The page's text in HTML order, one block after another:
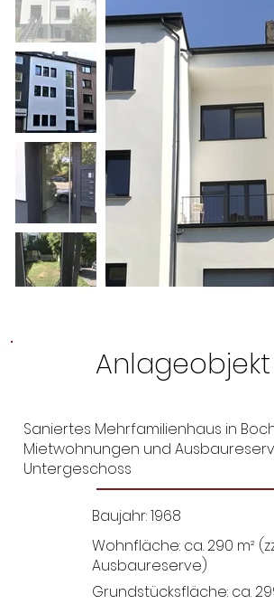
Saniertes Mehrfamilienhaus in
Mietwohnungen und
Untergeschoss
Baujahr: 1968
Wohnfläche: ca. 290 m²
Ausbaureserve)
Grundstücksfläche: ca.